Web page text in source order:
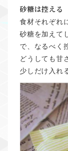
砂糖は控える
食材それぞれ
砂糖を加えて
で、なるべく
どうしても甘
少しだけ入れ